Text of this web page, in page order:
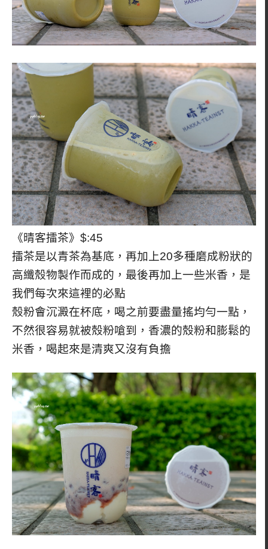
《晴客擂茶》$:45
擂茶是以青茶為基底，再加上20多種磨成粉狀的
高纖殼物製作而成的，最後再加上一些米香，是
我們每次來這裡的必點
殼粉會沉澱在杯底，喝之前要盡量搖均勻一點，
不然很容易就被殼粉嗆到，香濃的殼粉和膨鬆的
米香，喝起來是清爽又沒有負擔